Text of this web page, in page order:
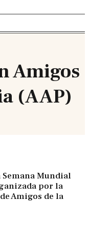
Amigos
(AAP)
Semana Mundial
por la
Amigos de la